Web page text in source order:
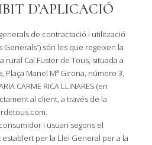
D’APLICACIÓ
de contractació i utilització
Generals”) són les que regeixen la
rural Cal Fuster de Tous, situada a
Plaça Manel Mª Girona, número 3,
CARME RICA LLINARES (en
al client, a través de la
i usuari segons el
per la Llei General per a la